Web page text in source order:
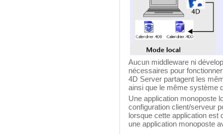
Aucun middleware ni
nécessaires pour
4D Server partagent les
ainsi que le même système
Une application monoposte
configuration client/serveur
lorsque cette application est
une application monoposte